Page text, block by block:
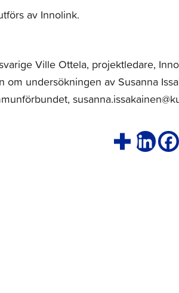
av Innolink.
Ville Ottela, projektledare,
om undersökningen av Susanna